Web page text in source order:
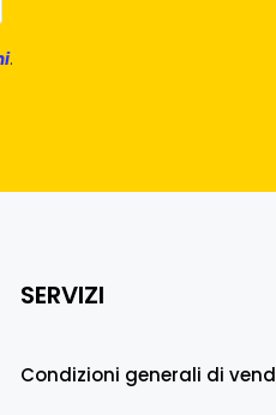
.
SERVIZI
Condizioni generali di